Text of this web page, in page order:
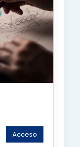
Acceso